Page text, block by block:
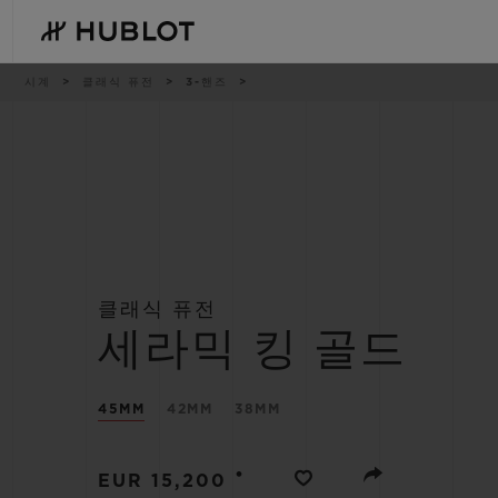
main
content
이시계 클래식 퓨전 3-핸즈
클래식 퓨전
세라믹 킹 골드
45MM 42MM 38MM
EUR 15,200 •